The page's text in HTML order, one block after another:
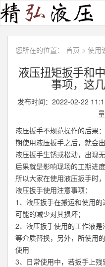
您所在的位置： 首页 > 使用
液压扭矩扳手和
事项，这
发布时间：2022-02-22
量
液压扳手不规范操作的后果
期使用液压扳手之后，就会
液压扳手生锈或松动，出现
后果就是影响现场的工期进
所以大家在使用液压扳手时
液压扳手使用注意事项：
1、液压扳手在搬运和使用
可能的减少对其损坏；
2、液压扳手使用的工作液
等介质替换，另外，所使用
使用
3、日常使用中，若扳手上